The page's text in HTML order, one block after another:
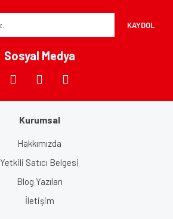
KAYDOL
Sosyal Medya
Kurumsal
Hakkımızda
Yetkili Satıcı Belgesi
Blog Yazıları
İletişim